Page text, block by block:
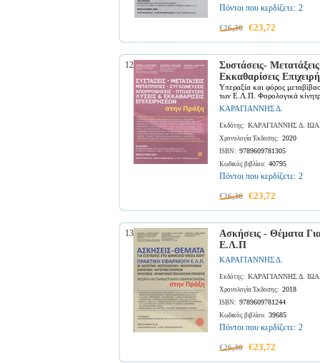
Πόντοι που κερδίζετε: 2
€26,36 €23,72
12
Συστάσεις-
Εκκαθαρίσεις
Υπεραξία και φόρος
των Ε.Λ.Π. Φορολογικά
ΚΑΡΑΓΙΑΝΝΗΣ Δ.
Εκδότης: ΚΑΡΑΓΙΑΝΝΗΣ Δ.
Χρονολογία Έκδοσης: 2020
ISBN: 9789609781305
Κωδικός βιβλίου: 40795
Πόντοι που κερδίζετε: 2
€26,36 €23,72
13
Ασκήσεις - Θέματα
Ε.Λ.Π
ΚΑΡΑΓΙΑΝΝΗΣ Δ.
Εκδότης: ΚΑΡΑΓΙΑΝΝΗΣ Δ.
Χρονολογία Έκδοσης: 2018
ISBN: 9789609781244
Κωδικός βιβλίου: 39685
Πόντοι που κερδίζετε: 2
€26,36 €23,72